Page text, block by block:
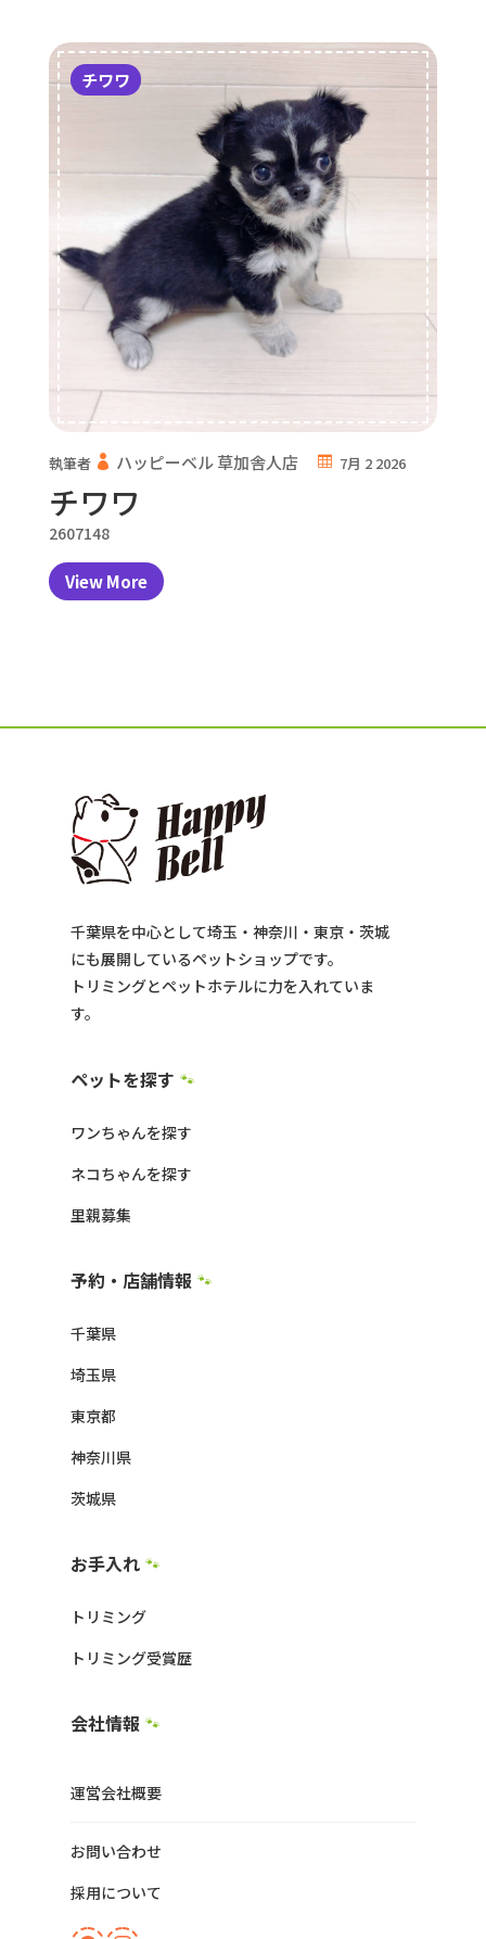
チワワ
執筆者 ハッピーベル 草加舎人店 7月 2 2026
チワワ
2607148
View More
千葉県を中心として埼玉・神奈川・東京・茨城
にも展開しているペットショップです。
トリミングとペットホテルに力を入れていま
す。
ペットを探す 🐾
ワンちゃんを探す
ネコちゃんを探す
里親募集
予約・店舗情報 🐾
千葉県
埼玉県
東京都
神奈川県
茨城県
お手入れ 🐾
トリミング
トリミング受賞歴
会社情報 🐾
運営会社概要
お問い合わせ
採用について